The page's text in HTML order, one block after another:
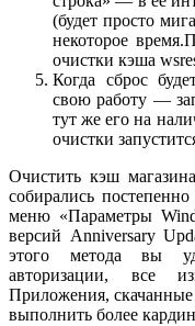
(будет просто
некоторое
очистки кэша
Когда сброс
свою работу —
тут же его на
очистки
Очистить кэш
собирались
меню «Параметры
версий Anniversary
этого метода вы
авторизации, все
Приложения, скачанные
выполнить более